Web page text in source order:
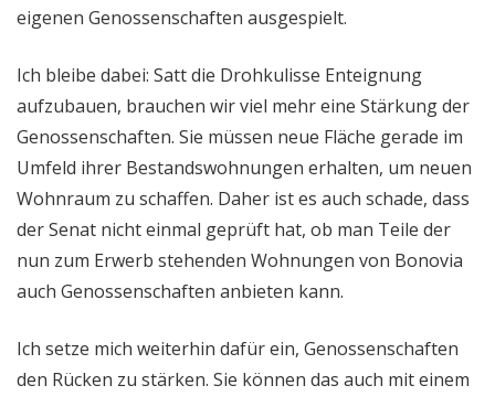
eigenen Genossenschaften ausgespielt.
Ich bleibe dabei: Satt die Drohkulisse Enteignung
aufzubauen, brauchen wir viel mehr eine Stärkung der
Genossenschaften. Sie müssen neue Fläche gerade im
Umfeld ihrer Bestandswohnungen erhalten, um neuen
Wohnraum zu schaffen. Daher ist es auch schade, dass
der Senat nicht einmal geprüft hat, ob man Teile der
nun zum Erwerb stehenden Wohnungen von Bonovia
auch Genossenschaften anbieten kann.
Ich setze mich weiterhin dafür ein, Genossenschaften
den Rücken zu stärken. Sie können das auch mit einem